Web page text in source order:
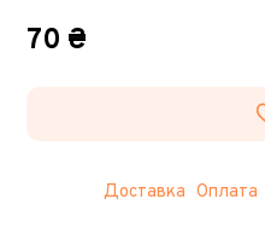
70 ₴
Доставка Оплата